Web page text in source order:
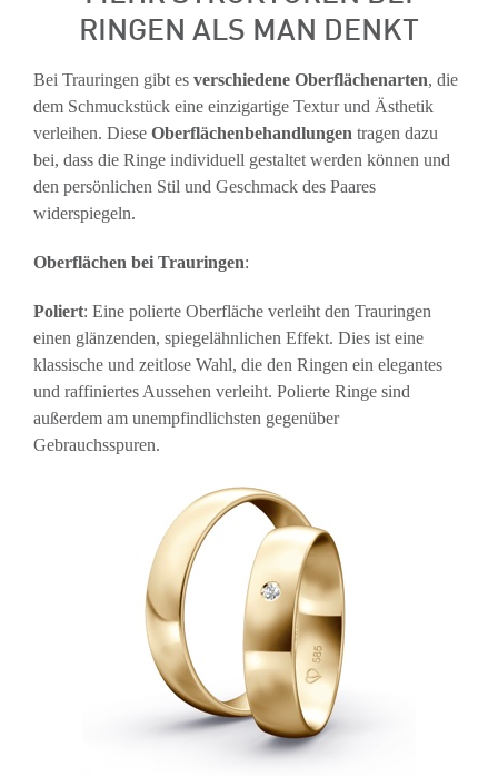
RINGEN ALS MAN DENKT
Bei Trauringen gibt es verschiedene Oberflächenarten, die
dem Schmuckstück eine einzigartige Textur und Ästhetik
verleihen. Diese Oberflächenbehandlungen tragen dazu
bei, dass die Ringe individuell gestaltet werden können und
den persönlichen Stil und Geschmack des Paares
widerspiegeln.
Oberflächen bei Trauringen:
Poliert: Eine polierte Oberfläche verleiht den Trauringen
einen glänzenden, spiegelähnlichen Effekt. Dies ist eine
klassische und zeitlose Wahl, die den Ringen ein elegantes
und raffiniertes Aussehen verleiht. Polierte Ringe sind
außerdem am unempfindlichsten gegenüber
Gebrauchsspuren.